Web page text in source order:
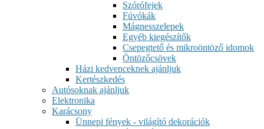
Szórófejek
Fúvókák
Mágnesszelepek
Egyéb kiegészítők
Csepegtető és mikroöntöző idomok
Öntözőcsövek
Házi kedvenceknek ajánljuk
Kertészkedés
Autósoknak ajánljuk
Elektronika
Karácsony
Ünnepi fények - világító dekorációk